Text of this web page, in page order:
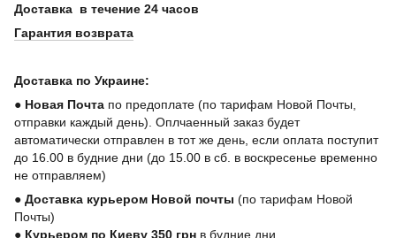
Доставка в течение 24 часов
Гарантия возврата
Доставка по Украине:
● Новая Почта по предоплате (по тарифам Новой Почты,
отправки каждый день). Оплчаенный заказ будет
автоматически отправлен в тот же день, если оплата поступит
до 16.00 в будние дни (до 15.00 в сб. в воскресенье временно
не отправляем)
● Доставка курьером Новой почты (по тарифам Новой
Почты)
● Курьером по Киеву 350 грн .в будние дни